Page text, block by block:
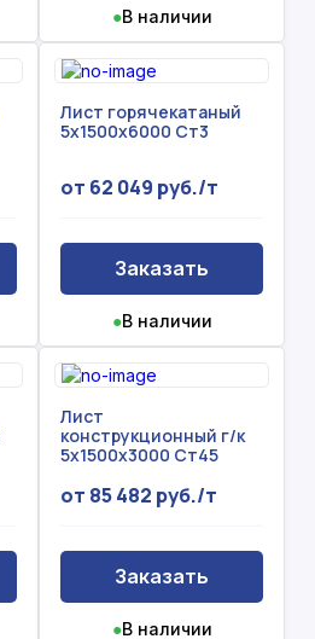
●В наличии
Лист горячекатаный
5х1500х6000 Ст3
от 62 049 руб./т
Заказать
●В наличии
Лист
конструкционный г/к
5х1500х3000 Ст45
от 85 482 руб./т
Заказать
●В наличии